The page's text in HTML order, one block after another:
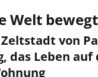
Welt
von
das Leben